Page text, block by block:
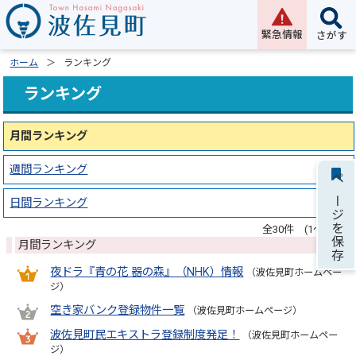
緊急情報 さがす
ホーム ランキング
ランキング
月間ランキング
週間ランキング
日間ランキング
全30件 (1～10件)
月間ランキング
夜ドラ『青の花 器の森』（NHK）情報
（波佐見町ホームペー
ジ）
空き家バンク登録物件一覧 （波佐見町ホームページ）
波佐見町民エキストラ登録制度発足！
（波佐見町ホームペー
ジ）
ページを保存